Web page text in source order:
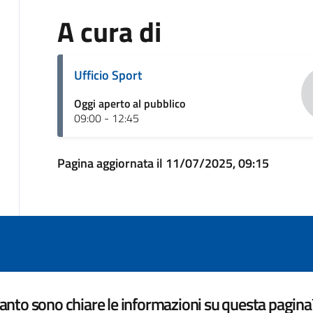
A cura di
Ufficio Sport
Oggi aperto al pubblico
09:00 - 12:45
Pagina aggiornata il 11/07/2025, 09:15
sono chiare le informazioni su questa